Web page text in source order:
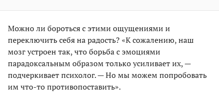
Можно ли бороться с этими ощущениями и
переключить себя на радость? «К сожалению, наш
мозг устроен так, что борьба с эмоциями
парадоксальным образом только усиливает их, —
подчеркивает психолог. — Но мы можем попробовать
им что-то противопоставить».